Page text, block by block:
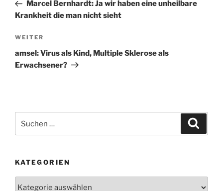
Marcel Bernhardt: Ja wir haben eine unheilbare
Krankheit die man nicht sieht
Nächster
Beitrag
WEITER
amsel: Virus als Kind, Multiple Sklerose als
Erwachsener?
nach:
KATEGORIEN